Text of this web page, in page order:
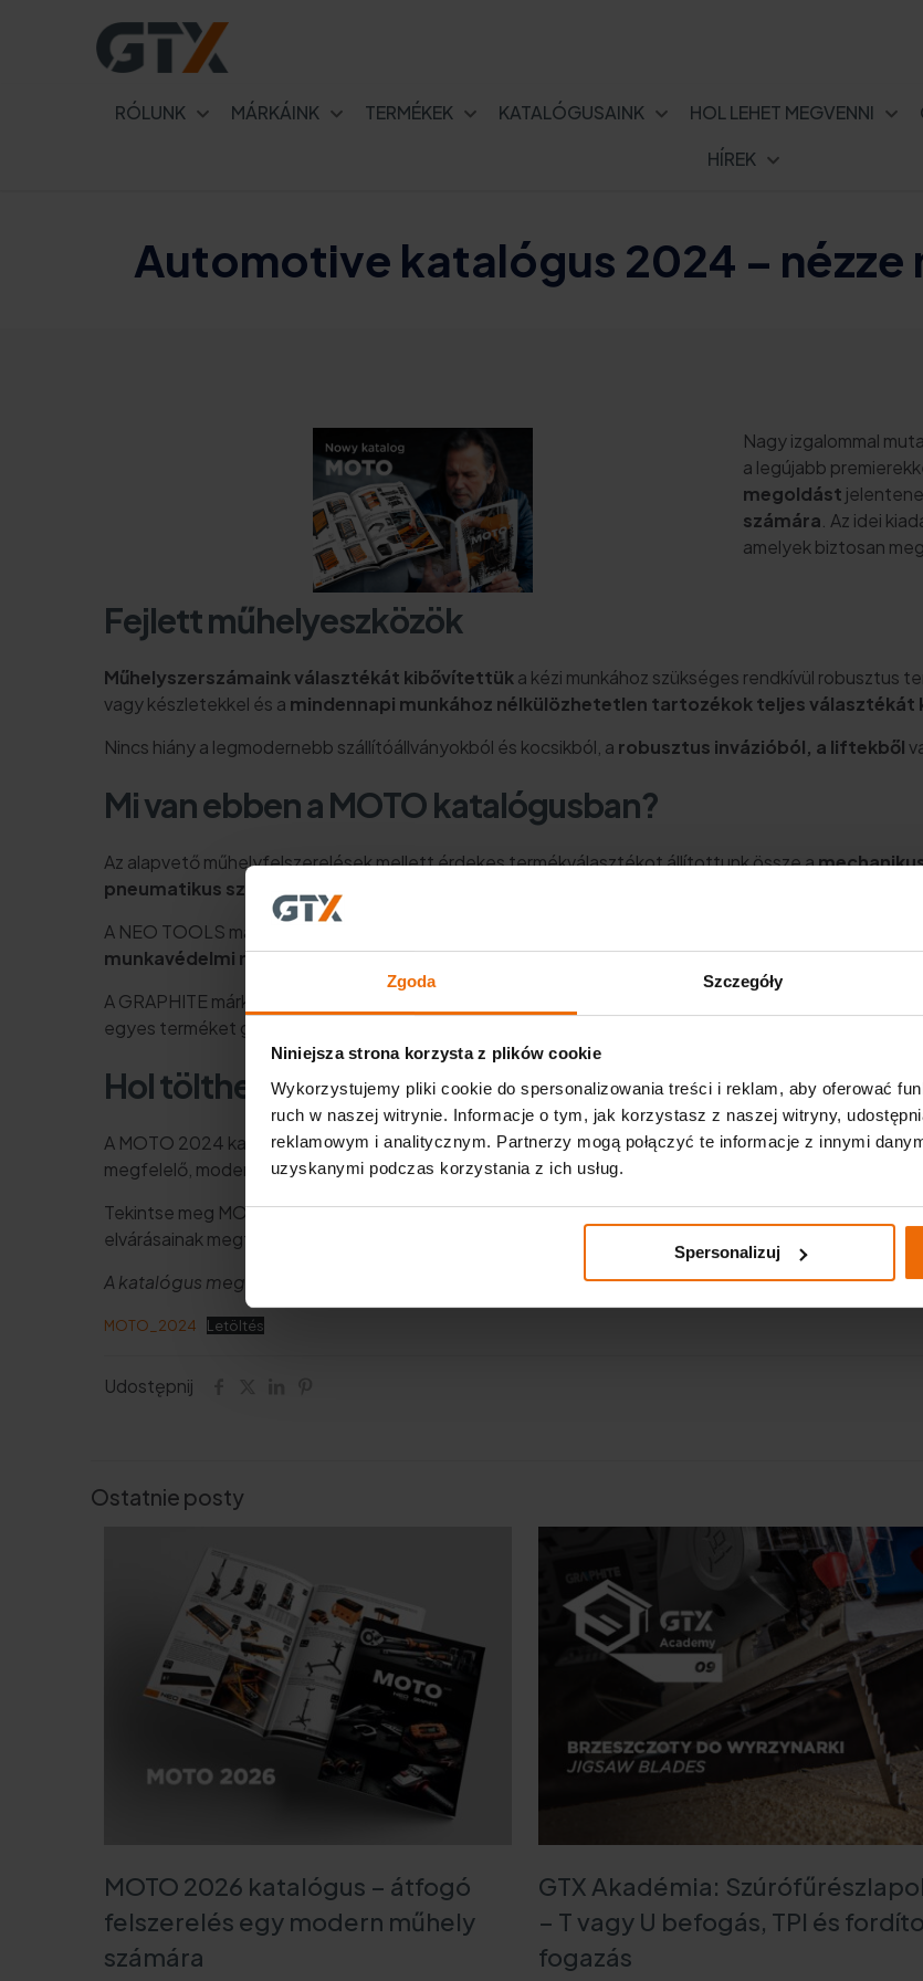
Zgoda Szczegóły
Niniejsza strona korzysta z plików cookie
Wykorzystujemy pliki cookie do spersonalizowania treści i reklam, aby oferować
ruch w naszej witrynie. Informacje o tym, jak korzystasz z naszej witryny,
reklamowym i analitycznym. Partnerzy mogą połączyć te informacje z innymi
uzyskanymi podczas korzystania z ich usług.
Spersonalizuj
RÓLUNK MÁRKÁINK TERMÉKEK KATALÓGUSAINK HOL LEHET MEGVENNI
HÍREK
Automotive katalógus 2024 –
Nagy izgalommal
a legújabb
megoldást
számára . Az idei
amelyek biztosan
Fejlett műhelyeszközök
Műhelyszerszámaink választékát kibővítettüka kézi munkához szükséges rendkívül robusztus
vagy készletekkel és a mindennapi munkához nélkülözhetetlen tartozékok teljes választékát
Nincs hiány a legmodernebb szállítóállványokból és kocsikból, a robusztus invázióból, a liftekből
Mi van ebben a MOTO katalógusban?
Az alapvető műhelyfelszerelések mellett érdekes termékválasztékot állítottunk össze a
pneumatikus szerszámok és tartozékok
A NEO TOOLS márka
munkavédelmi ruházatottalál.
A GRAPHITE márka viszont
egyes terméket gondosan válogattunk ki a legmagasabb minőség és megbízhatóság érdekében.
Hol töltheti le autóipari katalógusunkat?
A MOTO 2024 katalógus nemcsak a legújabb termékek gyűjteménye, hanemgyakorlati útmutató
megfelelő, modern szerszámokat, valamintolyan klasszikus termékeket, amelyeknek minden
Tekintse meg MOTO 2024 katalógusunkat, és mi hiszünk abban, hogyinnovatív megoldásaink és
elvárásainak megfelelnek.
A katalógus megtekinthető alább, vagy letölthető a meghajtóra a ,,Letöltés” gombra kattintva
MOTO_2024 Letöltés
Udostępnij
Ostatnie posty
MOTO 2026 katalógus – átfogó
felszerelés egy modern műhely
számára
GTX Akadémia:
– T vagy U befogás, TPI és
fogazás
GTX Poland Sp. z o.o. Sp. K.
ul. Pograniczna 2/4
02-285 Warszawa
tel. +48 22 573 03 00
office@gtx-group.com
Fontos linkek
Katalógusaink
Adatvédelmi politika